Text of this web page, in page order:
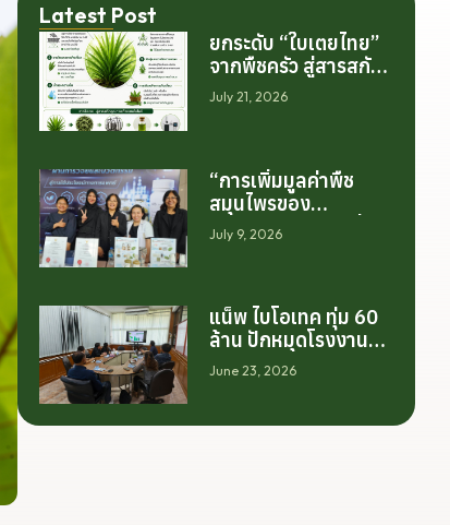
Latest Post
ยกระดับ “ใบเตยไทย”
จากพืชครัว สู่สารสกัด
มูลค่าสูงระดับโลก
July 21, 2026
“การเพิ่มมูลค่าพืช
สมุนไพรของ
ประเทศไทย ไม่ได้เริ่ม
ต้นจากการสร้าง
การสร้างระบบความ
ร่วมมือระหว่างนักวิจัย
มหาวิทยาลัย ภาค
อุตสาหกรรม และ
งานวิจัยสามารถต่อย
July 9, 2026
แน็พ ไบโอเทค ทุ่ม 60
ล้าน ปักหมุดโรงงาน
นครศรีฯ จับมือ
มทร.ศรีวิชัย ยกระดับ
ละ 17.5 ตัน
June 23, 2026